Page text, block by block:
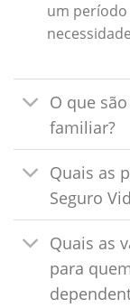
um
O que
familiar?
Quais as
Seguro
Quais as
para